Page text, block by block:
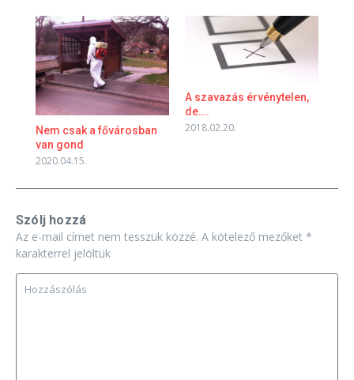
Nem csak a fővárosban
van gond
2020.04.15.
A szavazás érvénytelen,
de….
2018.02.20.
Szólj hozzá
Az e-mail címet nem tesszük közzé. A kötelező mezőket *
karakterrel jelöltük